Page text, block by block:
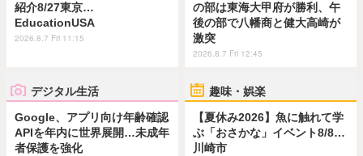
紹介8/27東京…
EducationUSA
2026.8.7 Fri 11:15
の部は東海大甲府が勝利、午
後の部で八幡商と健大高崎が
激突
2026.8.7 Fri 12:45
デジタル生活
Google、アプリ向け年齢確認
APIを年内に世界展開…未成年
者保護を強化
趣味・娯楽
【夏休み2026】魚に触れて学
ぶ「おさかな」イベント8/8…
川崎市